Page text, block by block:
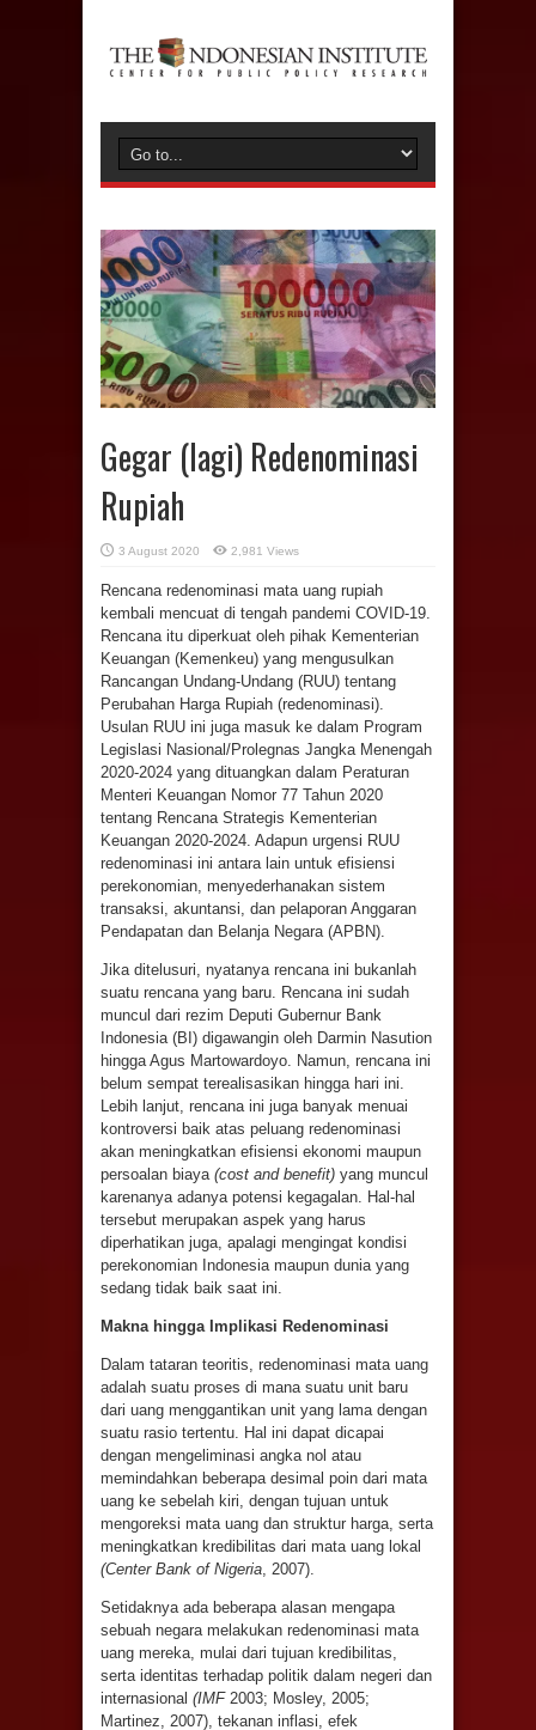
Gegar (lagi) Redenominasi
Rupiah
3 August 2020 2,981 Views
Rencana redenominasi mata uang rupiah
kembali mencuat di tengah pandemi COVID-19.
Rencana itu diperkuat oleh pihak Kementerian
Keuangan (Kemenkeu) yang mengusulkan
Rancangan Undang-Undang (RUU) tentang
Perubahan Harga Rupiah (redenominasi).
Usulan RUU ini juga masuk ke dalam Program
Legislasi Nasional/Prolegnas Jangka Menengah
2020-2024 yang dituangkan dalam Peraturan
Menteri Keuangan Nomor 77 Tahun 2020
tentang Rencana Strategis Kementerian
Keuangan 2020-2024. Adapun urgensi RUU
redenominasi ini antara lain untuk efisiensi
perekonomian, menyederhanakan sistem
transaksi, akuntansi, dan pelaporan Anggaran
Pendapatan dan Belanja Negara (APBN).
Jika ditelusuri, nyatanya rencana ini bukanlah
suatu rencana yang baru. Rencana ini sudah
muncul dari rezim Deputi Gubernur Bank
Indonesia (BI) digawangin oleh Darmin Nasution
hingga Agus Martowardoyo. Namun, rencana ini
belum sempat terealisasikan hingga hari ini.
Lebih lanjut, rencana ini juga banyak menuai
kontroversi baik atas peluang redenominasi
akan meningkatkan efisiensi ekonomi maupun
persoalan biaya (cost and benefit) yang muncul
karenanya adanya potensi kegagalan. Hal-hal
tersebut merupakan aspek yang harus
diperhatikan juga, apalagi mengingat kondisi
perekonomian Indonesia maupun dunia yang
sedang tidak baik saat ini.
Makna hingga Implikasi Redenominasi
Dalam tataran teoritis, redenominasi mata uang
adalah suatu proses di mana suatu unit baru
dari uang menggantikan unit yang lama dengan
suatu rasio tertentu. Hal ini dapat dicapai
dengan mengeliminasi angka nol atau
memindahkan beberapa desimal poin dari mata
uang ke sebelah kiri, dengan tujuan untuk
mengoreksi mata uang dan struktur harga, serta
meningkatkan kredibilitas dari mata uang lokal
(Center Bank of Nigeria, 2007).
Setidaknya ada beberapa alasan mengapa
sebuah negara melakukan redenominasi mata
uang mereka, mulai dari tujuan kredibilitas,
serta identitas terhadap politik dalam negeri dan
internasional (IMF2003; Mosley, 2005;
Martinez, 2007), tekanan inflasi, efek